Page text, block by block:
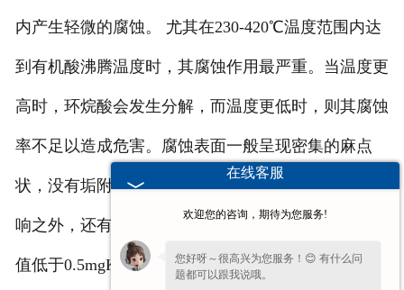
内产生轻微的腐蚀。 尤其在230-420℃温度范围内达
到有机酸沸腾温度时，其腐蚀作用最严重。当温度更
高时，环烷酸会发生分解，而温度更低时，则其腐蚀
率不足以造成危害。腐蚀表面一般呈现密集的麻点
状，没有垢附着。 环烷酸的腐蚀作用，除受温度影
响之外，还有原油的酸值、线速度等的影响。原油酸
值低于0.5mgKOH/g时，不会造成严重的腐蚀问题。
在线客服
欢迎您的咨询，期待为您服务!
您好呀～很高兴为您服务！😊 有什么问
题都可以跟我说哦。